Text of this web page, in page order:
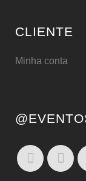
CLIENTE
Minha conta